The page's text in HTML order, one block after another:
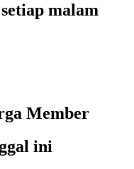
malam
Member
ini